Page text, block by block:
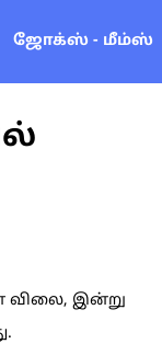
ஜோக்ஸ் - மீம்ஸ்
விலை, இன்று